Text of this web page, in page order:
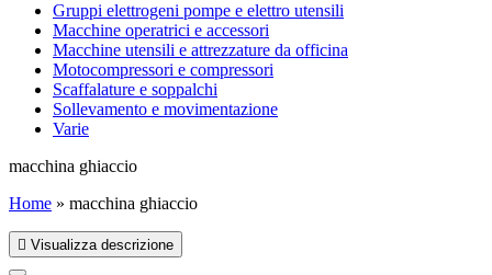
Gruppi elettrogeni pompe e elettro utensili
Macchine operatrici e accessori
Macchine utensili e attrezzature da officina
Motocompressori e compressori
Scaffalature e soppalchi
Sollevamento e movimentazione
Varie
macchina ghiaccio
Home » macchina ghiaccio
Visualizza descrizione